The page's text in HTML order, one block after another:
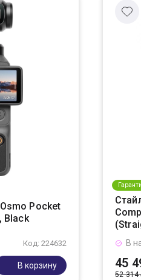
Pocket
Black
Код: 224632
В корзину
В
45
52 314